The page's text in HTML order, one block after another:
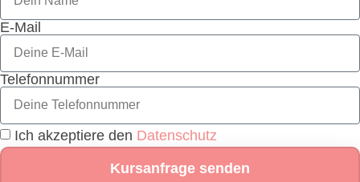
E-Mail
Telefonnummer
Ich akzeptiere den Datenschutz
Kursanfrage senden